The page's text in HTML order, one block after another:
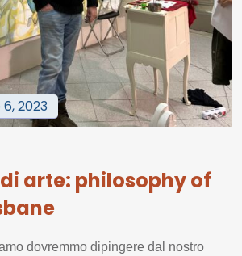
2023
arte: philosophy of
dovremmo dipingere dal nostro